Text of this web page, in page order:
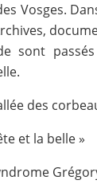
Vosges.
sont
des
et la belle »